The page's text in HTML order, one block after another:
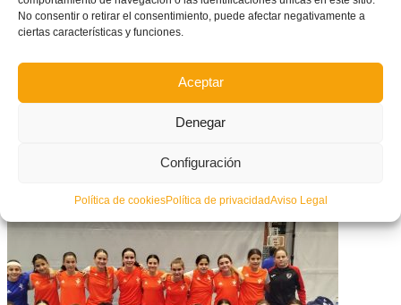
No consentir o retirar el consentimiento, puede afectar negativamente a
ciertas características y funciones.
Aceptar
Denegar
Configuración
Política de cookiesPolítica de privacidadAviso Legal
ascenso a División de Honor en la temporada 25/26